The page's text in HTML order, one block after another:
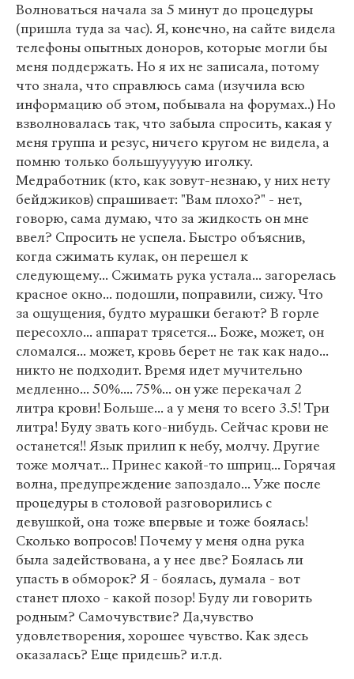
Волноваться начала за 5 минут до процедуры
(пришла туда за час). Я, конечно, на сайте видела
телефоны опытных доноров, которые могли бы
меня поддержать. Но я их не записала, потому
что знала, что справлюсь сама (изучила всю
информацию об этом, побывала на форумах..) Но
взволновалась так, что забыла спросить, какая у
меня группа и резус, ничего кругом не видела, а
помню только большууууую иголку.
Медработник (кто, как зовут-незнаю, у них нету
бейджиков) спрашивает: "Вам плохо?" - нет,
говорю, сама думаю, что за жидкость он мне
ввел? Спросить не успела. Быстро объяснив,
когда сжимать кулак, он перешел к
следующему... Сжимать рука устала... загорелась
красное окно... подошли, поправили, сижу. Что
за ощущения, будто мурашки бегают? В горле
пересохло... аппарат трясется... Боже, может, он
сломался... может, кровь берет не так как надо...
никто не подходит. Время идет мучительно
медленно... 50%.... 75%... он уже перекачал 2
литра крови! Больше... а у меня то всего 3.5! Три
литра! Буду звать кого-нибудь. Сейчас крови не
останется!! Язык прилип к небу, молчу. Другие
тоже молчат... Принес какой-то шприц... Горячая
волна, предупреждение запоздало... Уже после
процедуры в столовой разговорились с
девушкой, она тоже впервые и тоже боялась!
Сколько вопросов! Почему у меня одна рука
была задействована, а у нее две? Боялась ли
упасть в обморок? Я - боялась, думала - вот
станет плохо - какой позор! Буду ли говорить
родным? Самочувствие? Да,чувство
удовлетворения, хорошее чувство. Как здесь
оказалась? Еще придешь? и.т.д.